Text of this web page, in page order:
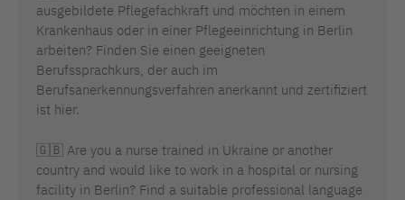
ausgebildete Pflegefachkraft und möchten in einem
Krankenhaus oder in einer Pflegeeinrichtung in Berlin
arbeiten? Finden Sie einen geeigneten
Berufssprachkurs, der auch im
Berufsanerkennungsverfahren anerkannt und zertifiziert
ist hier.
🇬🇧 Are you a nurse trained in Ukraine or another
country and would like to work in a hospital or nursing
facility in Berlin? Find a suitable professional language